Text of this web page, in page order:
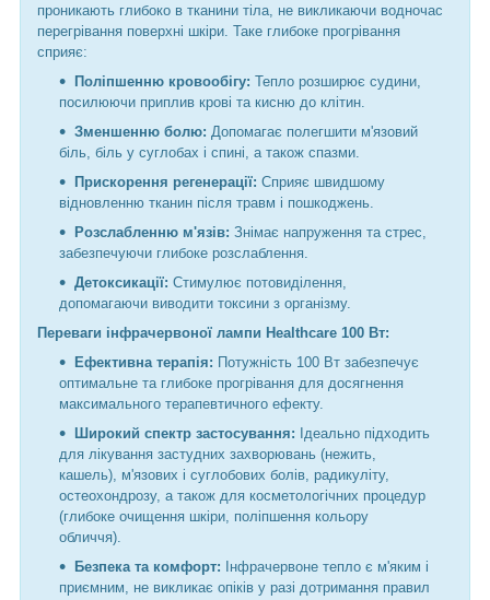
проникають глибоко в тканини тіла, не викликаючи водночас
перегрівання поверхні шкіри. Таке глибоке прогрівання
сприяє:
Поліпшенню кровообігу: Тепло розширює судини,
посилюючи приплив крові та кисню до клітин.
Зменшенню болю: Допомагає полегшити м'язовий
біль, біль у суглобах і спині, а також спазми.
Прискорення регенерації: Сприяє швидшому
відновленню тканин після травм і пошкоджень.
Розслабленню м'язів: Знімає напруження та стрес,
забезпечуючи глибоке розслаблення.
Детоксикації: Стимулює потовиділення,
допомагаючи виводити токсини з організму.
Переваги інфрачервоної лампи Healthcare 100 Вт:
Ефективна терапія: Потужність 100 Вт забезпечує
оптимальне та глибоке прогрівання для досягнення
максимального терапевтичного ефекту.
Широкий спектр застосування: Ідеально підходить
для лікування застудних захворювань (нежить,
кашель), м'язових і суглобових болів, радикуліту,
остеохондрозу, а також для косметологічних процедур
(глибоке очищення шкіри, поліпшення кольору
обличчя).
Безпека та комфорт: Інфрачервоне тепло є м'яким і
приємним, не викликає опіків у разі дотримання правил